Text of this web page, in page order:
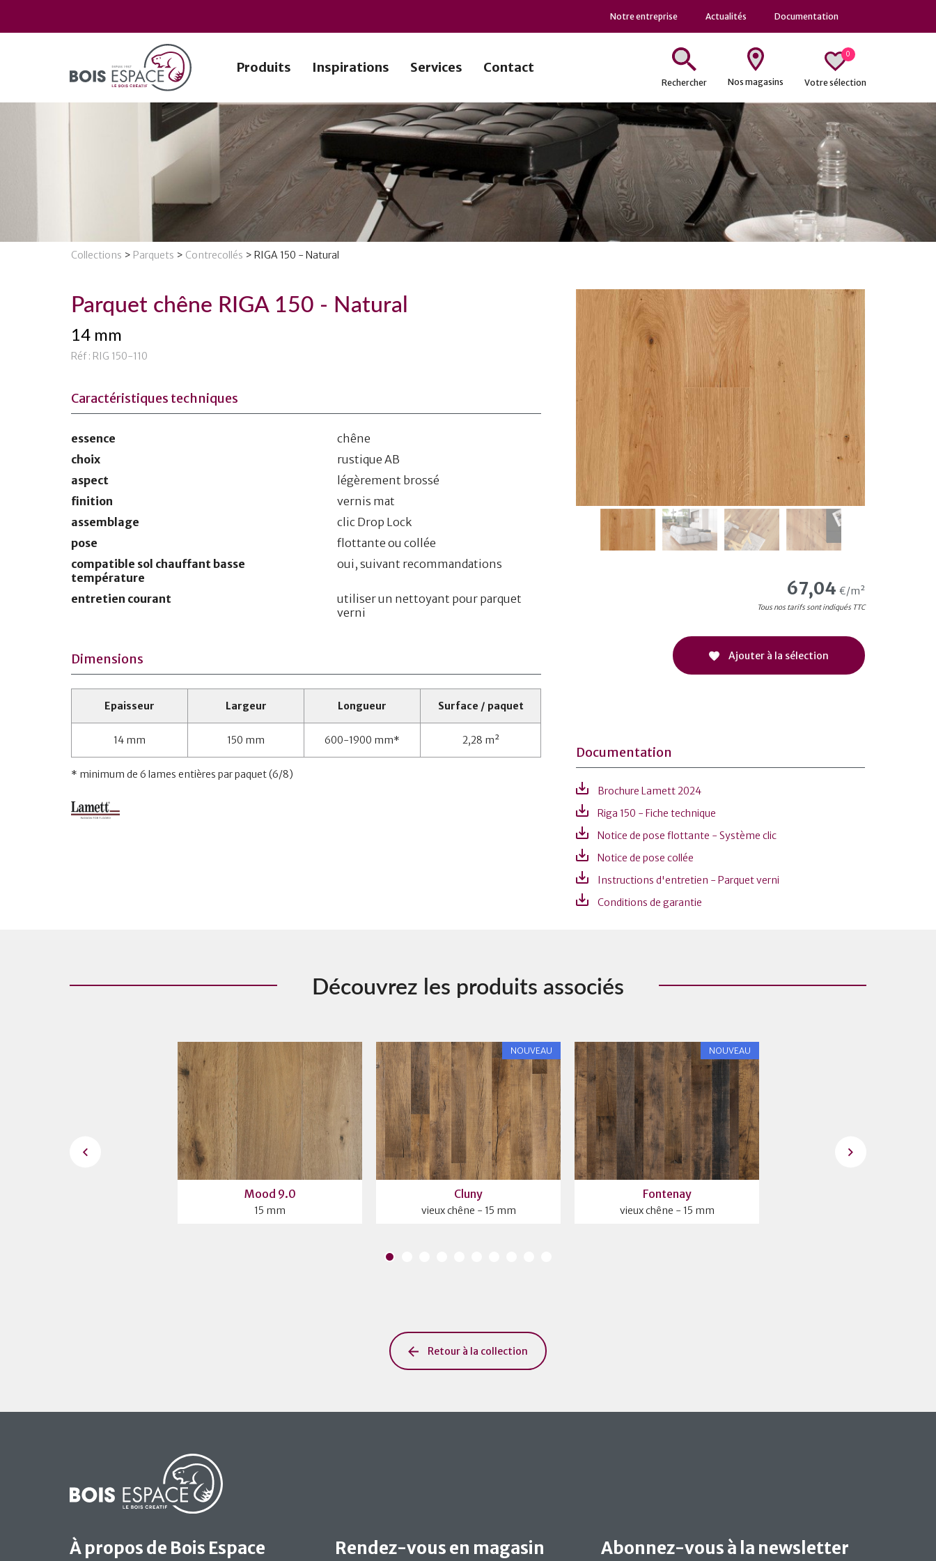
Notre entreprise Actualités Documentation
Produits Inspirations Services Contact
Rechercher Nos magasins
0
Votre sélection
Collections > Parquets > Contrecollés > RIGA 150 - Natural
Parquet chêne RIGA 150 - Natural
14 mm
Réf : RIG 150-110
Caractéristiques techniques
essence
chêne
choix
rustique AB
aspect
légèrement brossé
finition
vernis mat
assemblage
clic Drop Lock
pose
flottante ou collée
compatible sol chauffant basse
température
oui, suivant recommandations
entretien courant
utiliser un nettoyant pour parquet
verni
Dimensions
Epaisseur Largeur Longueur Surface / paquet
14 mm 150 mm 600-1900 mm* 2,28 m²
* minimum de 6 lames entières par paquet (6/8)
67,04 €/m²
Tous nos tarifs sont indiqués TTC
Ajouter à la sélection
Documentation
Brochure Lamett 2024
Riga 150 - Fiche technique
Notice de pose flottante - Système clic
Notice de pose collée
Instructions d'entretien - Parquet verni
Conditions de garantie
Découvrez les produits associés
Mood 9.0
15 mm
NOUVEAU
Cluny
vieux chêne - 15 mm
NOUVEAU
Fontenay
vieux chêne - 15 mm
Retour à la collection
À propos de Bois Espace Rendez-vous en magasin Abonnez-vous à la newsletter